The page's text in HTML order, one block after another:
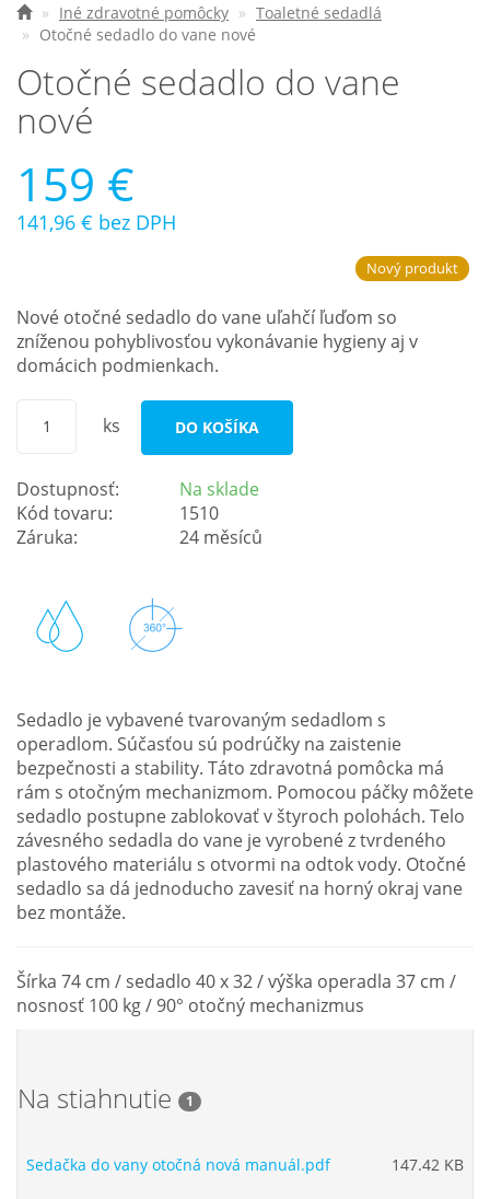
Najčastejšie otázky
O spoločnosti
Iné zdravotné pomôcky
Toaletné sedadlá
Otočné sedadlo do vane nové
Otočné sedadlo do vane
nové
159 €
141,96 € bez DPH
Nový produkt
Nové otočné sedadlo do vane uľahčí ľuďom so
zníženou pohyblivosťou vykonávanie hygieny aj v
domácich podmienkach.
ks DO KOŠÍKA
Dostupnosť:
Na sklade
Kód tovaru:
1510
Záruka:
24 měsíců
Sedadlo je vybavené tvarovaným sedadlom s
operadlom. Súčasťou sú podrúčky na zaistenie
bezpečnosti a stability. Táto zdravotná pomôcka má
rám s otočným mechanizmom. Pomocou páčky môžete
sedadlo postupne zablokovať v štyroch polohách. Telo
závesného sedadla do vane je vyrobené z tvrdeného
plastového materiálu s otvormi na odtok vody. Otočné
sedadlo sa dá jednoducho zavesiť na horný okraj vane
bez montáže.
Šírka 74 cm / sedadlo 40 x 32 / výška operadla 37 cm /
nosnosť 100 kg / 90° otočný mechanizmus
Na stiahnutie 1
Sedačka do vany otočná nová manuál.pdf 147.42 KB